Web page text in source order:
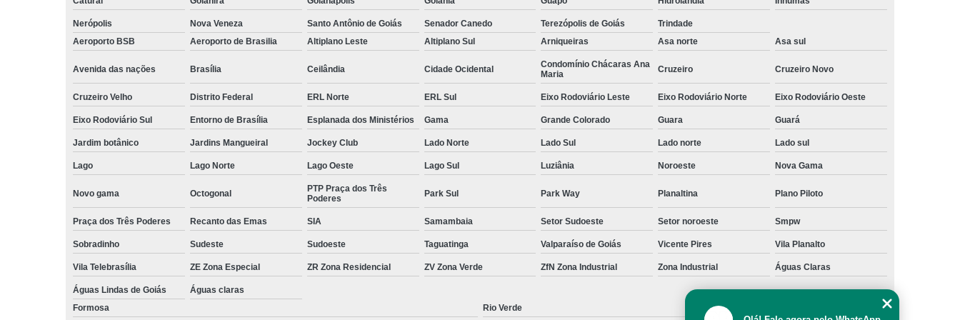
Neuroarquitetura Projetos
Projetos de Neuroarquitetura
Projeto Arquitetônico para Escritório em São Paulo
Projeto de Arquitetura para Escritório em São Paulo
Projeto de Escritório Comercial em São Paulo
Projeto de Escritório Corporativo em São Paulo
Projeto de Escritório de Contabilidade em São Paulo
Projeto de Escritório Pequeno em São Paulo
Projeto de Interiores para Escritório em São Paulo
Projeto Escritório de Advocacia em São Paulo
Projetos de Escritórios Corporativos em São Paulo
Projeto de Escritorio de Contabilidade Goiânia
Nerópolis Nova Veneza Santo Antônio de Goiás Senador Canedo Terezópolis de Goiás
Trindade
Aeroporto BSB
Aeroporto de Brasilia Altiplano Leste Altiplano Sul Arniqueiras Asa norte Asa sul
Avenida das nações Brasília Ceilândia Cidade Ocidental
Condomínio Chácaras Ana
Maria
Cruzeiro Cruzeiro Novo
Cruzeiro Velho Distrito Federal ERL Norte ERL Sul Eixo Rodoviário Leste Eixo Rodoviário Norte Eixo Rodoviário Oeste
Eixo Rodoviário Sul Entorno de Brasília Esplanada dos Ministérios Gama Grande Colorado Guara Guará
Jardim botânico Jardins Mangueiral Jockey Club Lado Norte Lado Sul Lado norte Lado sul
Lago Lago Norte Lago Oeste Lago Sul Luziânia Noroeste Nova Gama
Novo gama Octogonal
PTP Praça dos Três
Poderes
Park Sul Park Way Planaltina Plano Piloto
Praça dos Três Poderes Recanto das Emas SIA Samambaia Setor Sudoeste Setor noroeste Smpw
Sobradinho Sudeste Sudoeste Taguatinga Valparaíso de Goiás Vicente Pires Vila Planalto
Vila Telebrasília ZE Zona Especial ZR Zona Residencial ZV Zona Verde ZfN Zona Industrial Zona Industrial Águas Claras
Águas Lindas de Goiás
Águas claras
Formosa
Rio Verde